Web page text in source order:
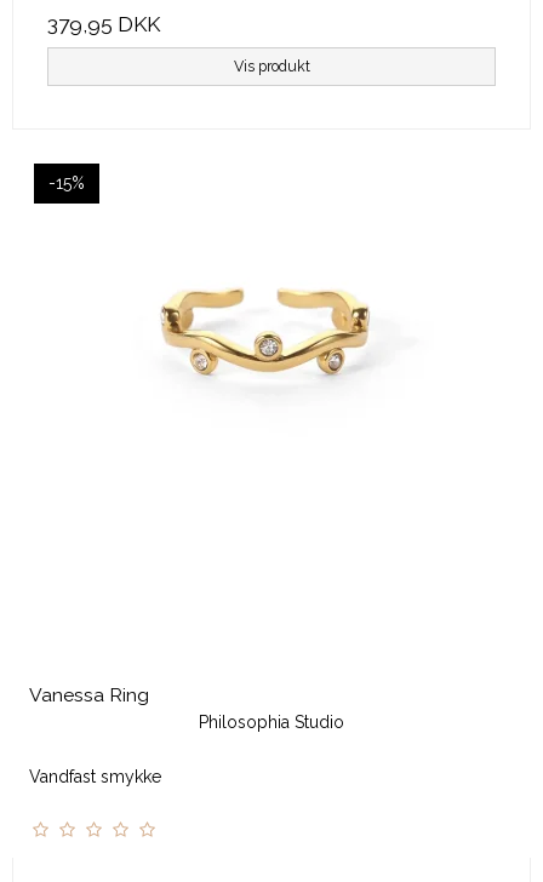
379,95 DKK
Vis produkt
-15%
Vanessa Ring
Philosophia Studio
Vandfast smykke